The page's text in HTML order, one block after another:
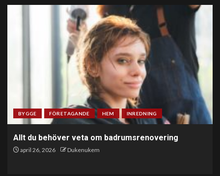
BYGGE FÖRETAGANDE HEM INREDNING
Allt du behöver veta om badrumsrenovering
april 26, 2026 Dukenukem